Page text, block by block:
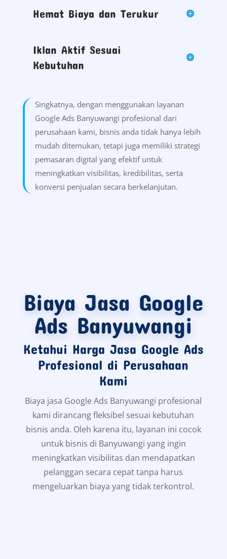
Hemat Biaya dan Terukur
Iklan Aktif Sesuai
Kebutuhan
konversi penjualan secara berkelanjutan.
Biaya Jasa Google
Ads Banyuwangi
Ketahui Harga Jasa Google Ads
Profesional di Perusahaan